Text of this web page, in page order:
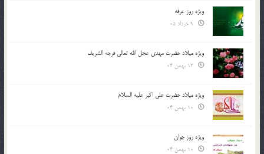
ویژه روز عرفه
ویژه میلاد حضرت مهدی عجل الله تعالی فرجه الشريف
ویژه میلاد حضرت علی اکبر علیه السلام
ویژه روز جوان